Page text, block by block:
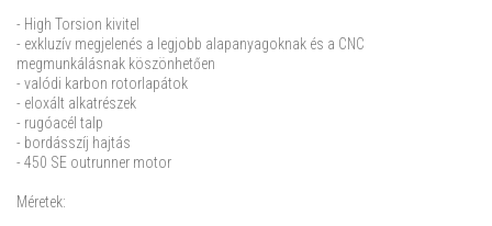
- High Torsion kivitel
- exkluzív megjelenés a legjobb alapanyagoknak és a CNC
megmunkálásnak köszönhetően
- valódi karbon rotorlapátok
- eloxált alkatrészek
- rugóacél talp
- bordásszíj hajtás
- 450 SE outrunner motor
Méretek: